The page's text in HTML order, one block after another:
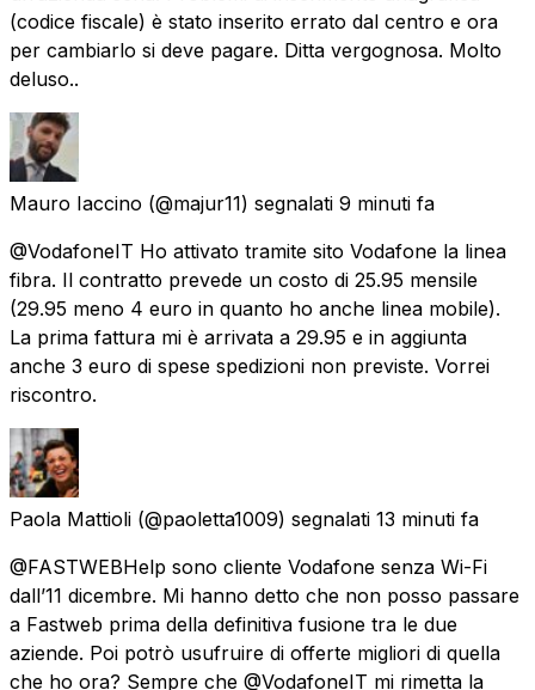
(codice fiscale) è stato inserito errato dal centro e ora
per cambiarlo si deve pagare. Ditta vergognosa. Molto
deluso..
Mauro Iaccino (@majur11) segnalati 9 minuti fa
@VodafoneIT Ho attivato tramite sito Vodafone la linea
fibra. Il contratto prevede un costo di 25.95 mensile
(29.95 meno 4 euro in quanto ho anche linea mobile).
La prima fattura mi è arrivata a 29.95 e in aggiunta
anche 3 euro di spese spedizioni non previste. Vorrei
riscontro.
Paola Mattioli (@paoletta1009) segnalati 13 minuti fa
@FASTWEBHelp sono cliente Vodafone senza Wi-Fi
dall’11 dicembre. Mi hanno detto che non posso passare
a Fastweb prima della definitiva fusione tra le due
aziende. Poi potrò usufruire di offerte migliori di quella
che ho ora? Sempre che @VodafoneIT mi rimetta la